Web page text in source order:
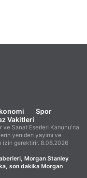
Spor
Vakitleri
ve Sanat Eserleri Kanunu'na
yeniden yayımı ve
izin gerektirir. 8.08.2026
Morgan Stanley
son dakika Morgan